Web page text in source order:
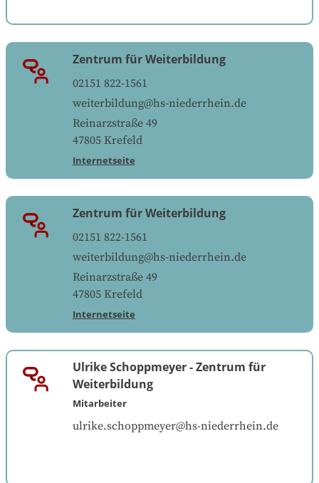
Zentrum für Weiterbildung
02151 822-1561
weiterbildung@hs-niederrhein.de
Reinarzstraße 49
47805 Krefeld
Internetseite
Zentrum für Weiterbildung
02151 822-1561
weiterbildung@hs-niederrhein.de
Reinarzstraße 49
47805 Krefeld
Internetseite
Ulrike Schoppmeyer -Zentrum für
Weiterbildung
Mitarbeiter
ulrike.schoppmeyer@hs-niederrhein.de